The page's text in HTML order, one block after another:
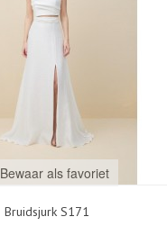
Bruidsjurk S171
Bewaar als favoriet